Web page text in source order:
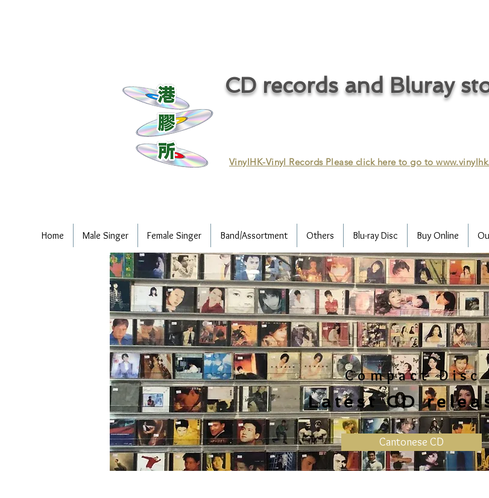
CD records and Bluray
VinylHK-Vinyl Records Please click here to go to
Home Male Singer Female Singer Band/Assortment Others Blu-ray Disc Buy Online
Compact Disc
Latest CD
Cantonese CD